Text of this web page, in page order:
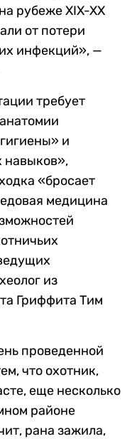
рубеже XIX-XX
от потери
инфекций», —
требует
и
навыков»,
«бросает
медицина
из
Гриффита Тим
проведенной
что охотник,
еще несколько
районе
рана зажила,